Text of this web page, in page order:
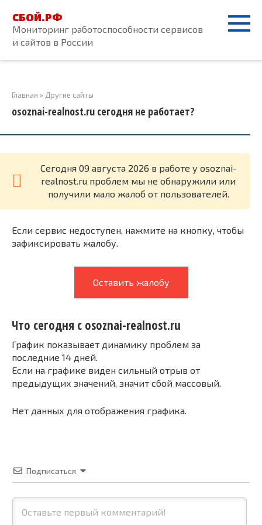
контенту
СБОЙ.РФ
Мониторинг работоспособности сервисов
и сайтов в России
Главная » Другие сайты
osoznai-realnost.ru сегодня не работает?
Cегодня 09 августа 2026 в работе у osoznai-
realnost.ru проблем мы не обнаружили или
получили мало жалоб от пользователей.
Если сервис недоступен, нажмите на кнопку, чтобы
зафиксировать жалобу.
Оставить жалобу
Что сегодня с osoznai-realnost.ru
График показывает динамику проблем за
последние 14 дней.
Если на графике виден сильный отрыв от
предыдущих значений, значит сбой массовый.
Нет данных для отображения графика.
Подписаться